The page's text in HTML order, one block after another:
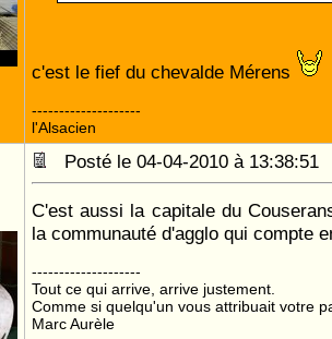
c'est le fief du chevalde Mérens
--------------------
l'Alsacien
Posté le 04-04-2010 à
C'est aussi la capitale du
la communauté d'agglo qui compte
--------------------
Tout ce qui arrive, arrive justement.
Comme si quelqu'un vous attribuait votre
Marc Aurèle